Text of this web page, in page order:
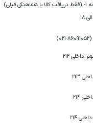
(
021-86091052
)
:داخلی ۲۱۲
۲۱۳
۲۱۴
:داخلی ۲۱۴